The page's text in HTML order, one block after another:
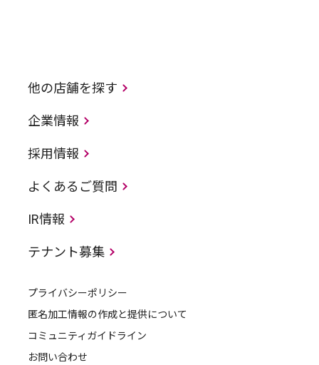
他の店舗を探す
企業情報
採用情報
よくあるご質問
IR情報
テナント募集
プライバシーポリシー
匿名加工情報の作成と提供について
コミュニティガイドライン
お問い合わせ